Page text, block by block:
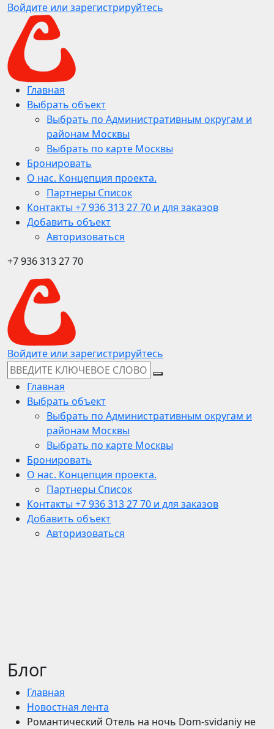
Войдите или зарегистрируйтесь
Главная
Выбрать объект
Выбрать по Административным округам и
районам Москвы
Выбрать по карте Москвы
Бронировать
О нас. Концепция проекта.
Партнеры Список
Контакты +7 936 313 27 70 и для заказов
Добавить объект
Авторизоваться
+7 936 313 27 70
Войдите или зарегистрируйтесь
Главная
Выбрать объект
Выбрать по Административным округам и
районам Москвы
Выбрать по карте Москвы
Бронировать
О нас. Концепция проекта.
Партнеры Список
Контакты +7 936 313 27 70 и для заказов
Добавить объект
Авторизоваться
Блог
Главная
Новостная лента
Романтический Отель на ночь Dom-svidaniy не